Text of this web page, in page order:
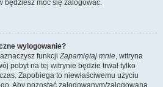
będziesz móc się zalogować.
wylogowanie?
funkcjiZapamiętaj mnie, witryna
pobyt na tej witrynie będzie trwał tylko
Zapobiega to niewłaściwemu użyciu
Aby pozostać zalogowanym/zalogowaną,